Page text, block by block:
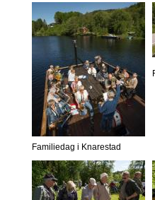
Familiedag i Knarestad